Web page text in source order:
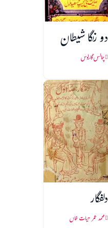
دو رنگا شیطان
چالس گارلوس
دلفگار
محمد عمر حیات خاں